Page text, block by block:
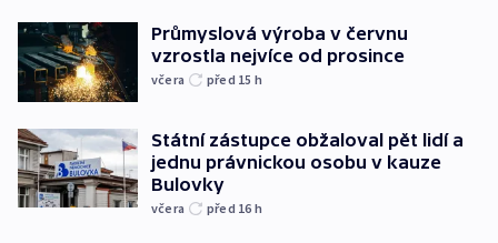
Průmyslová výroba v červnu
vzrostla nejvíce od prosince
včera před 15 h
Státní zástupce obžaloval pět lidí a
jednu právnickou osobu v kauze
Bulovky
včera před 16 h